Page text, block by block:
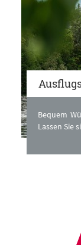
Bequem
Lassen Sie